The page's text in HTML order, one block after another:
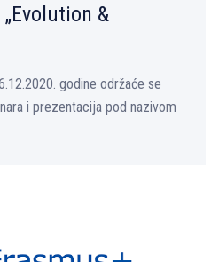
&
godine održaće se
i prezentacija pod nazivom